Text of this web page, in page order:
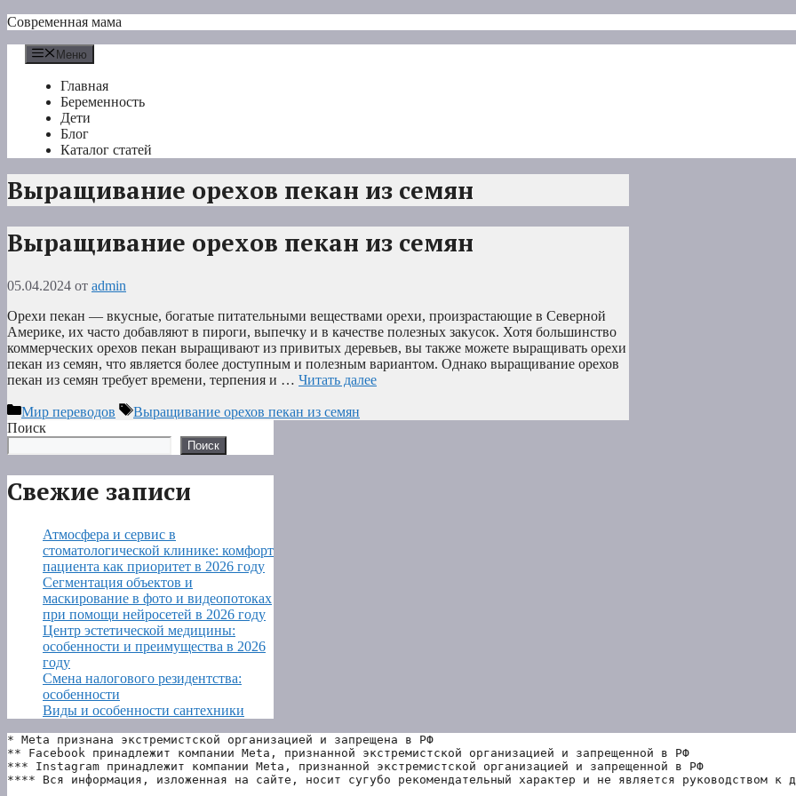
Перейти
содержимому
Современная мама
Меню
Главная
Беременность
Дети
Блог
Каталог статей
Выращивание орехов пекан из семян
Выращивание орехов пекан из семян
05.04.2024 от admin
Орехи пекан — вкусные, богатые питательными веществами орехи, произрастающие в Северной
Америке, их часто добавляют в пироги, выпечку и в качестве полезных закусок. Хотя большинство
коммерческих орехов пекан выращивают из привитых деревьев, вы также можете выращивать орехи
пекан из семян, что является более доступным и полезным вариантом. Однако выращивание орехов
пекан из семян требует времени, терпения и … Читать далее
Рубрики
Мир переводов Метки
Выращивание орехов пекан из семян
Поиск
Поиск
Свежие записи
Атмосфера и сервис в
стоматологической клинике: комфорт
пациента как приоритет в 2026 году
Сегментация объектов и
маскирование в фото и видеопотоках
при помощи нейросетей в 2026 году
Центр эстетической медицины:
особенности и преимущества в 2026
году
Смена налогового резидентства:
особенности
Виды и особенности сантехники
* Meta признана экстремистской организацией и запрещена в РФ
** Facebook принадлежит компании Meta, признанной экстремистской организацией и запрещенной в РФ
*** Instagram принадлежит компании Meta, признанной экстремистской организацией и запрещенной в РФ
**** Вся информация, изложенная на сайте, носит сугубо рекомендательный характер и не является руководством к